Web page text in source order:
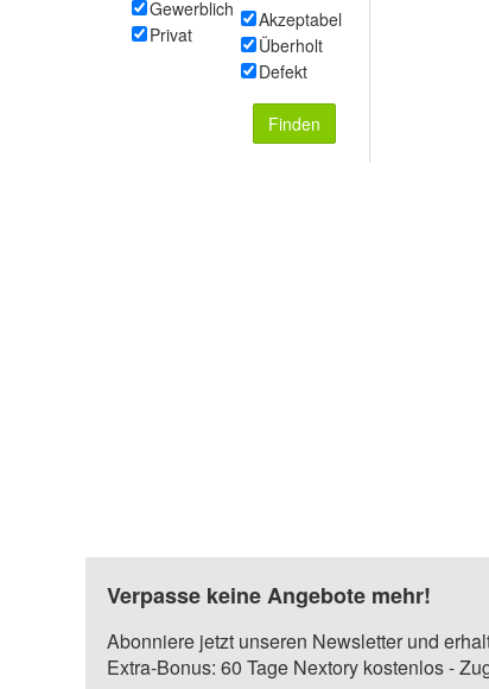
Gewerblich
Privat
Akzeptabel
Überholt
Defekt
Finden
Verpasse keine Angebote mehr!
Abonniere jetzt unseren Newsletter und
Extra-Bonus: 60 Tage Nextory kostenlos -